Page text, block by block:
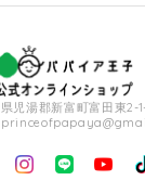
児湯郡新富町富田東2-